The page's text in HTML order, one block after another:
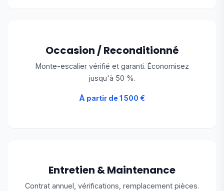
Occasion / Reconditionné
Monte-escalier vérifié et garanti. Économisez
jusqu'à 50 %.
À partir de 1 500 €
Entretien & Maintenance
Contrat annuel, vérifications, remplacement pièces.